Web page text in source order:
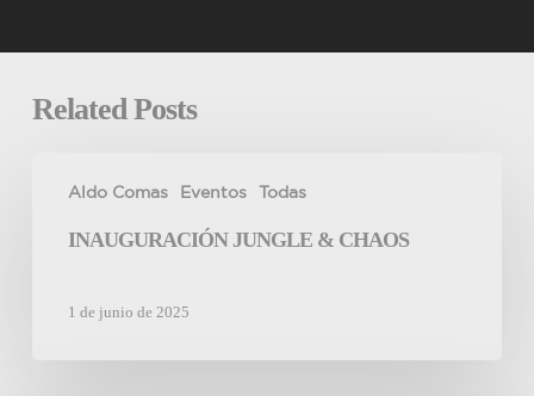
Related Posts
Aldo Comas Eventos Todas
JUNGLE
INAUGURACIÓN JUNGLE & CHAOS
1 de junio de 2025